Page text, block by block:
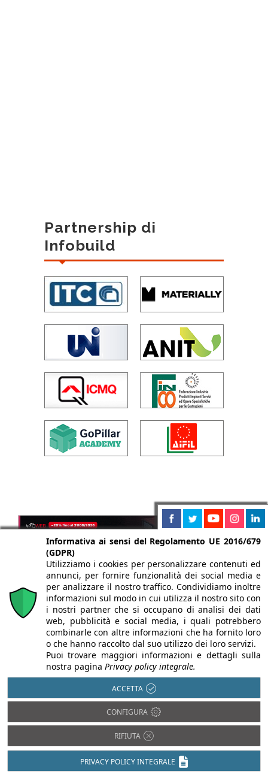
Partnership di
Infobuild
Per la tua pubblicità
newsletter
Informativa ai sensi del Regolamento UE 2016/679
(GDPR)
Utilizziamo i cookies per personalizzare contenuti ed
annunci, per fornire funzionalità dei social media e
per analizzare il nostro traffico. Condividiamo inoltre
informazioni sul modo in cui utilizza il nostro sito con
i nostri partner che si occupano di analisi dei dati
web, pubblicità e social media, i quali potrebbero
combinarle con altre informazioni che ha fornito loro
o che hanno raccolto dal suo utilizzo dei loro servizi.
Puoi trovare maggiori informazioni e dettagli sulla
nostra pagina Privacy policy integrale.
ACCETTA
CONFIGURA
RIFIUTA
PRIVACY POLICY INTEGRALE